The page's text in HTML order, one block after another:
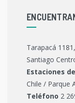
Tarapacá
Santiago
Estaciones
Chile / Parque
Teléfono 2